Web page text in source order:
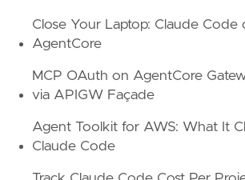
Close Your Laptop: Claude Code
AgentCore
MCP OAuth on AgentCore
via APIGW Façade
Agent Toolkit for AWS: What It
Claude Code